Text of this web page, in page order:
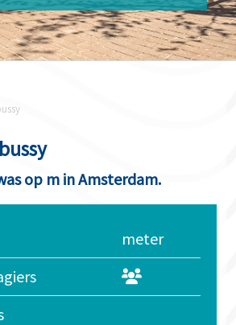
op m in Amsterdam.
meter